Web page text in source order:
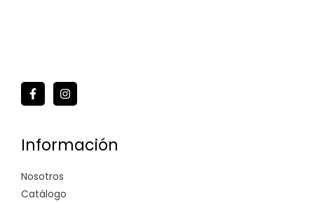
Información
Nosotros
Catálogo